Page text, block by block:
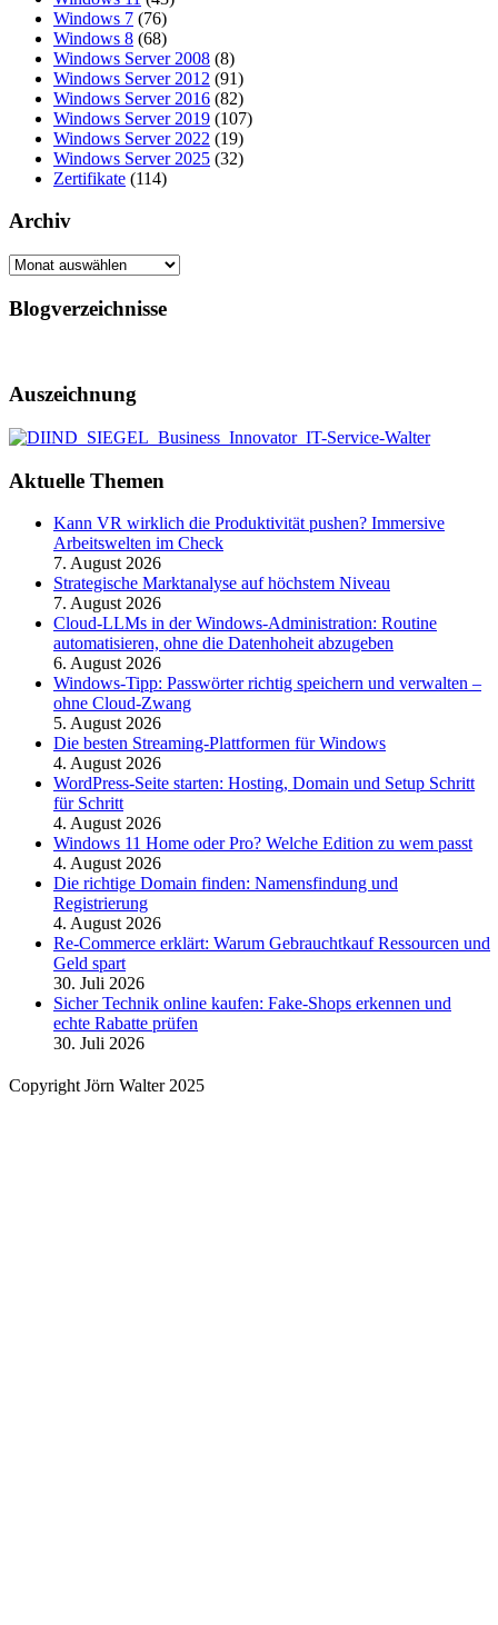
Windows 7 (76)
Windows 8 (68)
Windows Server 2008 (8)
Windows Server 2012 (91)
Windows Server 2016 (82)
Windows Server 2019 (107)
Windows Server 2022 (19)
Windows Server 2025 (32)
Zertifikate (114)
Archiv
Archiv
Blogverzeichnisse
Auszeichnung
Aktuelle Themen
Kann VR wirklich die Produktivität pushen? Immersive
Arbeitswelten im Check
7. August 2026
Strategische Marktanalyse auf höchstem Niveau
7. August 2026
Cloud-LLMs in der Windows-Administration: Routine
automatisieren, ohne die Datenhoheit abzugeben
6. August 2026
Windows-Tipp: Passwörter richtig speichern und verwalten –
ohne Cloud-Zwang
5. August 2026
Die besten Streaming-Plattformen für Windows
4. August 2026
WordPress-Seite starten: Hosting, Domain und Setup Schritt
für Schritt
4. August 2026
Windows 11 Home oder Pro? Welche Edition zu wem passt
4. August 2026
Die richtige Domain finden: Namensfindung und
Registrierung
4. August 2026
Re-Commerce erklärt: Warum Gebrauchtkauf Ressourcen und
Geld spart
30. Juli 2026
Sicher Technik online kaufen: Fake-Shops erkennen und
echte Rabatte prüfen
30. Juli 2026
Copyright Jörn Walter 2025